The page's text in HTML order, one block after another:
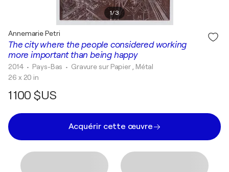
1/3
The city where the people considered working
more important than being happy
Annemarie Petri
2014 • Pays-Bas • Gravure sur Papier , Métal
26 x 20 in
1 100 $US
Acquérir cette œuvre